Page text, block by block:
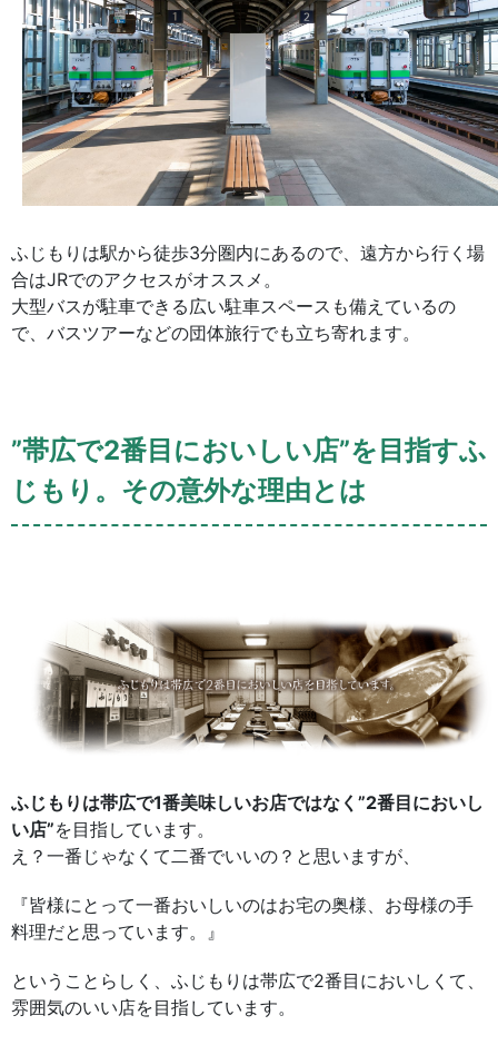
ふじもりは駅から徒歩3分圏内にあるので、遠方から行く場
合はJRでのアクセスがオススメ。
大型バスが駐車できる広い駐車スペースも備えているの
で、バスツアーなどの団体旅行でも立ち寄れます。
”帯広で2番目においしい店”を目指すふ
じもり。その意外な理由とは
ふじもりは帯広で1番美味しいお店ではなく”2番目においし
い店”を目指しています。
え？一番じゃなくて二番でいいの？と思いますが、
『皆様にとって一番おいしいのはお宅の奥様、お母様の手
料理だと思っています。』
ということらしく、ふじもりは帯広で2番目においしくて、
雰囲気のいい店を目指しています。